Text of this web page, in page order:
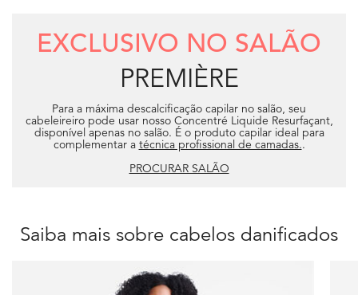
EXCLUSIVO NO SALÃO
PREMIÈRE
Para a máxima descalcificação capilar no salão, seu
cabeleireiro pode usar nosso Concentré Liquide Resurfaçant,
disponível apenas no salão. É o produto capilar ideal para
complementar a técnica profissional de camadas..
PROCURAR SALÃO
Saiba mais sobre cabelos danificados